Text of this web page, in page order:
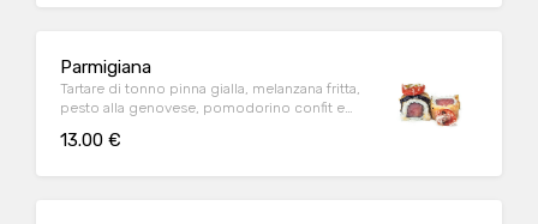
Parmigiana
Tartare di tonno pinna gialla, melanzana fritta,
pesto alla genovese, pomodorino confit e
13.00 €